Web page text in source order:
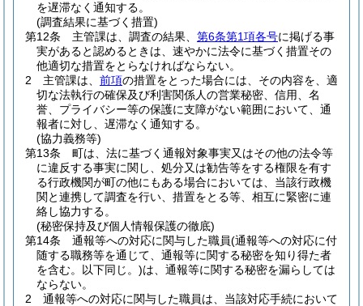
を遅滞なく通知する。
(調査結果に基づく措置)
第12条
主管課は、調査の結果、 第6条第1項各号に掲げる事
実があると認めるときは、速やかに法令に基づく措置その
他適切な措置をとらなければならない。
2
主管課は、 前項の措置をとった場合には、その内容を、適
切な法執行の確保及び利害関係人の営業秘密、信用、名
誉、プライバシー等の保護に支障がない範囲において、通
報者に対し、遅滞なく通知する。
(協力義務等)
第13条
町は、法に基づく通報対象事実又はその他の法令等
に違反する事実に関し、処分又は勧告等をする権限を有す
る行政機関が町の他にもある場合においては、当該行政機
関と連携して調査を行い、措置をとる等、相互に緊密に連
絡し協力する。
(秘密保持及び個人情報保護の徹底)
第14条
通報等への対応に関与した職員(通報等への対応に付
随する職務等を通じて、通報等に関する秘密を知り得た者
を含む。以下同じ。)は、通報等に関する秘密を漏らしては
ならない。
2
通報等への対応に関与した職員は、当該対応手続において